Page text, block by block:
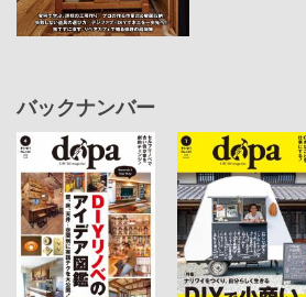
バックナンバー